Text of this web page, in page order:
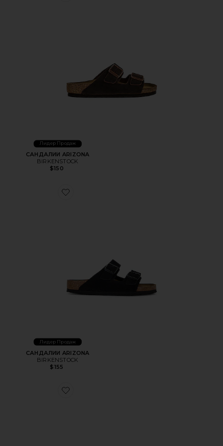
Лидер Продаж
САНДАЛИИ ARIZONA
BIRKENSTOCK
$150
Favorite САНДАЛИИ ARIZONA
Лидер Продаж
САНДАЛИИ ARIZONA
BIRKENSTOCK
$155
Favorite ШЛЕПАНЦЫ BOSTON EXQUISITE